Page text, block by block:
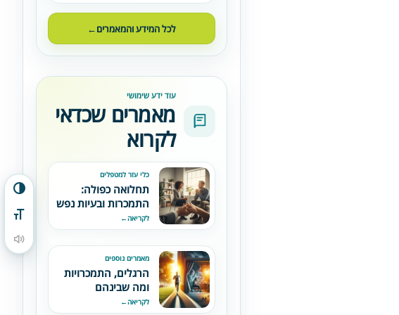
הפעל/כבה ניגודיות גבוהה
מתג גודל גופן
הקראת תוכן העמוד
השליטה
לכל המידע והמאמרים←
עוד ידע שימושי
מאמרים שכדאי
לקרוא
כלי עזר למטפלים
תחלואה כפולה:
התמכרות ובעיות נפש
– מדריך מקיף
לקריאה←
מאמרים נוספים
הרגלים, התמכרויות
ומה שבינהם
לקריאה←